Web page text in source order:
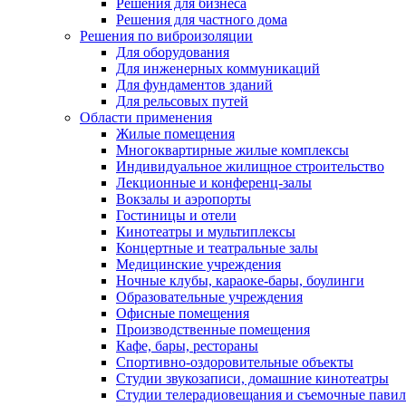
Решения для бизнеса
Решения для частного дома
Решения по виброизоляции
Для оборудования
Для инженерных коммуникаций
Для фундаментов зданий
Для рельсовых путей
Области применения
Жилые помещения
Многоквартирные жилые комплексы
Индивидуальное жилищное строительство
Лекционные и конференц-залы
Вокзалы и аэропорты
Гостиницы и отели
Кинотеатры и мультиплексы
Концертные и театральные залы
Медицинские учреждения
Ночные клубы, караоке-бары, боулинги
Образовательные учреждения
Офисные помещения
Производственные помещения
Кафе, бары, рестораны
Спортивно-оздоровительные объекты
Студии звукозаписи, домашние кинотеатры
Студии телерадиовещания и съемочные